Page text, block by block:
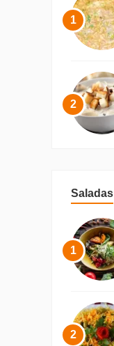
1
2
Saladas
1
2